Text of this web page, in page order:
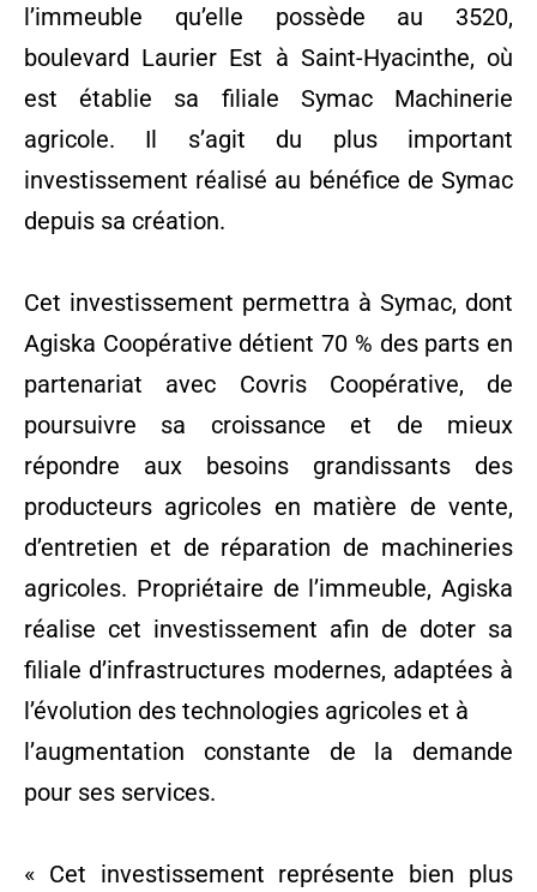
l’immeuble qu’elle possède au 3520,
boulevard Laurier Est à Saint-Hyacinthe, où
est établie sa filiale Symac Machinerie
agricole. Il s’agit du plus important
investissement réalisé au bénéfice de Symac
depuis sa création.
Cet investissement permettra à Symac, dont
Agiska Coopérative détient 70 % des parts en
partenariat avec Covris Coopérative, de
poursuivre sa croissance et de mieux
répondre aux besoins grandissants des
producteurs agricoles en matière de vente,
d’entretien et de réparation de machineries
agricoles. Propriétaire de l’immeuble, Agiska
réalise cet investissement afin de doter sa
filiale d’infrastructures modernes, adaptées à
l’évolution des technologies agricoles et à
l’augmentation constante de la demande
pour ses services.
« Cet investissement représente bien plus